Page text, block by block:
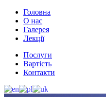
Головна
О нас
Галерея
Лекції
Послуги
Вартість
Контакти